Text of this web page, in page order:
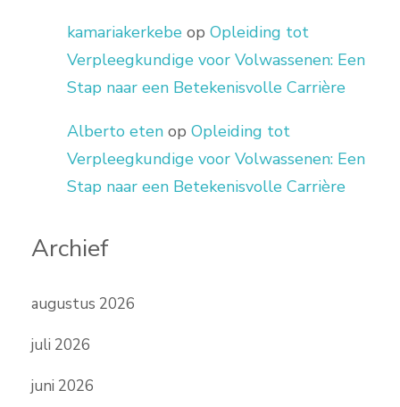
kamariakerkebe op Opleiding tot
Verpleegkundige voor Volwassenen: Een
Stap naar een Betekenisvolle Carrière
Alberto eten op Opleiding tot
Verpleegkundige voor Volwassenen: Een
Stap naar een Betekenisvolle Carrière
Archief
augustus 2026
juli 2026
juni 2026